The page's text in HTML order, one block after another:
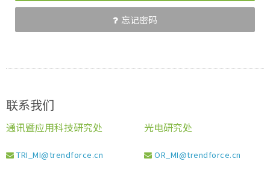
忘记密码
联系我们
通讯暨应用科技研究处
TRI_MI@trendforce.cn
光电研究处
OR_MI@trendforce.cn